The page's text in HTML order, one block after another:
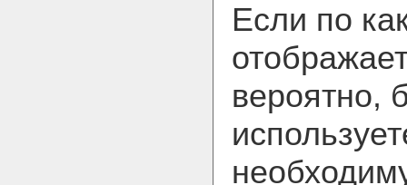
Если по
вероятно,